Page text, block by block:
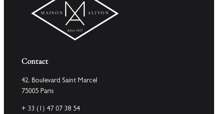
Contact
42, Boulevard Saint Marcel
75005 Paris
+ 33 (1) 47 07 38 54